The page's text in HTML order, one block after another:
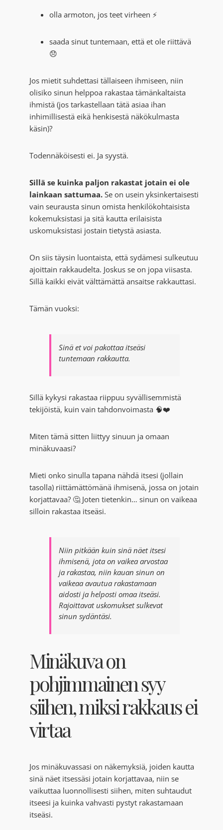
olla armoton, jos teet virheen ⚡
saada sinut tuntemaan, että et ole riittävä
😞
Jos mietit suhdettasi tällaiseen ihmiseen, niin
olisiko sinun helppoa rakastaa tämänkaltaista
ihmistä (jos tarkastellaan tätä asiaa ihan
inhimillisestä eikä henkisestä näkökulmasta
käsin)?
Todennäköisesti ei. Ja syystä.
Sillä se kuinka paljon rakastat jotain ei ole
lainkaan sattumaa. Se on usein yksinkertaisesti
vain seurausta sinun omista henkilökohtaisista
kokemuksistasi ja sitä kautta erilaisista
uskomuksistasi jostain tietystä asiasta.
On siis täysin luontaista, että sydämesi sulkeutuu
ajoittain rakkaudelta. Joskus se on jopa viisasta.
Sillä kaikki eivät välttämättä ansaitse rakkauttasi.
Tämän vuoksi:
Sinä et voi pakottaa itseäsi
tuntemaan rakkautta.
Sillä kykysi rakastaa riippuu syvällisemmistä
tekijöistä, kuin vain tahdonvoimasta 🧠❤️
Miten tämä sitten liittyy sinuun ja omaan
minäkuvaasi?
Mieti onko sinulla tapana nähdä itsesi (jollain
tasolla) riittämättömänä ihmisenä, jossa on jotain
korjattavaa? 🤔 Joten tietenkin… sinun on vaikeaa
silloin rakastaa itseäsi.
Niin pitkään kuin sinä näet itsesi
ihmisenä, jota on vaikea arvostaa
ja rakastaa, niin kauan sinun on
vaikeaa avautua rakastamaan
aidosti ja helposti omaa itseäsi.
Rajoittavat uskomukset sulkevat
sinun sydäntäsi.
Minäkuva on
pohjimmainen syy
siihen, miksi rakkaus ei
virtaa
Jos minäkuvassasi on näkemyksiä, joiden kautta
sinä näet itsessäsi jotain korjattavaa, niin se
vaikuttaa luonnollisesti siihen, miten suhtaudut
itseesi ja kuinka vahvasti pystyt rakastamaan
itseäsi.